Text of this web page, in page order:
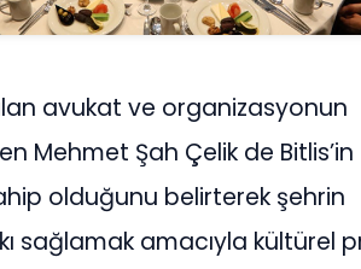
avukat ve organizasyonun
Mehmet Şah Çelik de Bitlis’in
olduğunu belirterek şehrin
sağlamak amacıyla kültürel